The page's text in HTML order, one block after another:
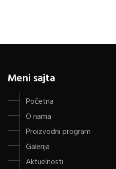
Meni sajta
Početna
O nama
Proizvodni program
Galerija
Aktuelnosti